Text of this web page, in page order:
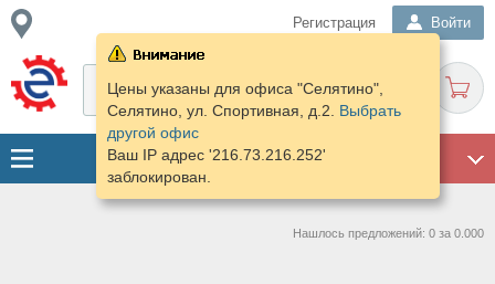
Регистрация Войти
Цены указаны для офиса "Селятино",
Селятино, ул. Спортивная, д.2. Выбрать
другой офис
Ваш IP адрес '216.73.216.252'
заблокирован.
Нашлось предложений: 0 за 0.000